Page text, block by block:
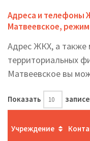
Адреса и телефоны
Матвеевское,
Адрес ЖКХ, а также
территориальных
Матвеевское вы
Показать
Учреждение